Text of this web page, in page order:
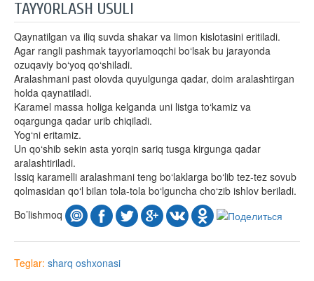
TAYYORLASH USULI
Qaynatilgan va iliq suvda shakar va limon kislotasini eritiladi.
Agar rangli pashmak tayyorlamoqchi bo‘lsak bu jarayonda
ozuqaviy bo‘yoq qo‘shiladi.
Aralashmani past olovda quyulgunga qadar, doim aralashtirgan
holda qaynatiladi.
Karamel massa holiga kelganda uni listga to‘kamiz va
oqargunga qadar urib chiqiladi.
Yog‘ni eritamiz.
Un qo‘shib sekin asta yorqin sariq tusga kirgunga qadar
aralashtiriladi.
Issiq karamelli aralashmani teng bo‘laklarga bo‘lib tez-tez sovub
qolmasidan qo‘l bilan tola-tola bo‘lguncha cho‘zib ishlov beriladi.
Bo’lishmoq
Teglar: sharq oshxonasi